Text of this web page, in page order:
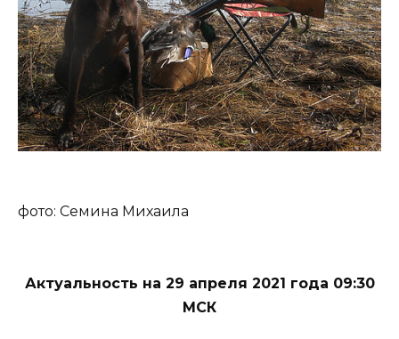
фото: Семина Михаила
Актуальность на 29 апреля 2021 года 09:30
МСК